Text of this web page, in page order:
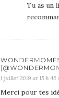
Tu as un
1 juillet 2019 at 15 h 46
Merci pour tes